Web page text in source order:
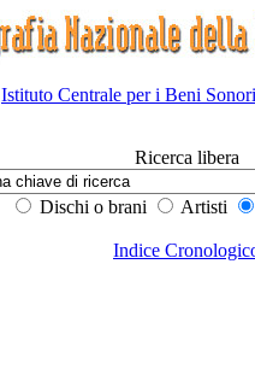
Istituto Centrale per i Beni
Ricerca libera
Dischi o brani Artisti
Indice